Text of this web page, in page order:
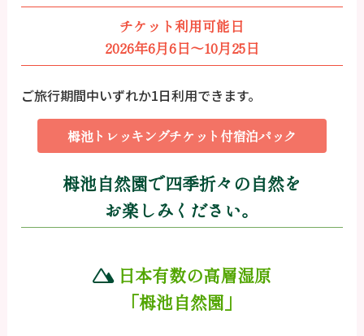
チケット利用可能日
2026年6月6日～10月25日
ご旅行期間中いずれか1日利用できます。
栂池トレッキングチケット付宿泊パック
栂池自然園で四季折々の自然を
お楽しみください。
日本有数の高層湿原
「栂池自然園」